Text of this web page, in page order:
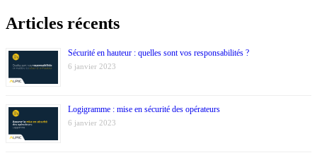
Articles récents
Sécurité en hauteur : quelles sont vos responsabilités ?
6 janvier 2023
Logigramme : mise en sécurité des opérateurs
6 janvier 2023